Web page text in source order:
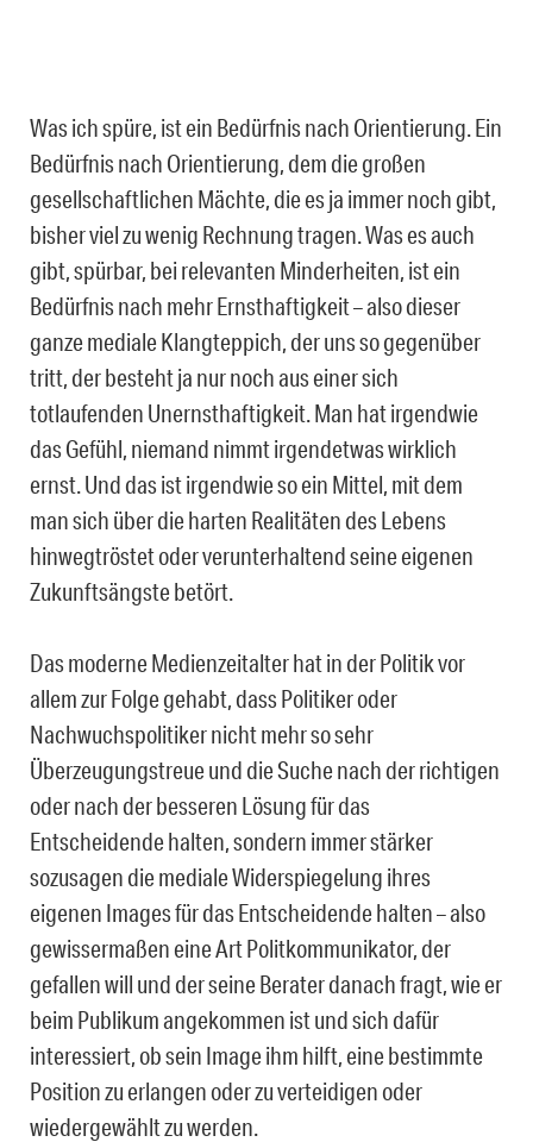
Was ich spüre, ist ein Bedürfnis nach Orientierung. Ein
Bedürfnis nach Orientierung, dem die großen
gesellschaftlichen Mächte, die es ja immer noch gibt,
bisher viel zu wenig Rechnung tragen. Was es auch
gibt, spürbar, bei relevanten Minderheiten, ist ein
Bedürfnis nach mehr Ernsthaftigkeit – also dieser
ganze mediale Klangteppich, der uns so gegenüber
tritt, der besteht ja nur noch aus einer sich
totlaufenden Unernsthaftigkeit. Man hat irgendwie
das Gefühl, niemand nimmt irgendetwas wirklich
ernst. Und das ist irgendwie so ein Mittel, mit dem
man sich über die harten Realitäten des Lebens
hinwegtröstet oder verunterhaltend seine eigenen
Zukunftsängste betört.
Das moderne Medienzeitalter hat in der Politik vor
allem zur Folge gehabt, dass Politiker oder
Nachwuchspolitiker nicht mehr so sehr
Überzeugungstreue und die Suche nach der richtigen
oder nach der besseren Lösung für das
Entscheidende halten, sondern immer stärker
sozusagen die mediale Widerspiegelung ihres
eigenen Images für das Entscheidende halten – also
gewissermaßen eine Art Politkommunikator, der
gefallen will und der seine Berater danach fragt, wie er
beim Publikum angekommen ist und sich dafür
interessiert, ob sein Image ihm hilft, eine bestimmte
Position zu erlangen oder zu verteidigen oder
wiedergewählt zu werden.